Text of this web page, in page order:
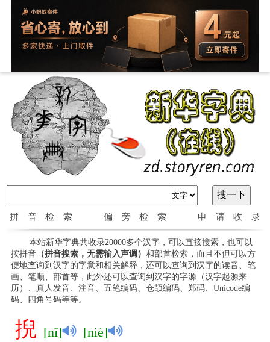
拼音检索 偏旁检索 申请收录
本站新华字典共收录20000多个汉字，可以直接搜索，也可以
按拼音（拼音搜索，无需输入声调） 和部首检索，而且不但可以方
便地查询到汉字的字意和相关解释，还可以查询到汉字的读音、笔
画、笔顺、部首等，此外还可以查询到汉字的字源（汉字起源来
历）、真人发音、注音、五笔编码、仓颉编码、郑码、Unicode编
码、四角号码等等。
掜 [nǐ] [niè]